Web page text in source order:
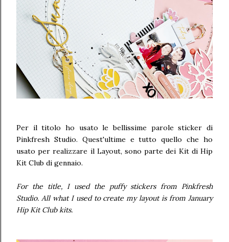
Per il titolo ho usato le bellissime parole sticker di
Pinkfresh Studio. Quest'ultime e tutto quello che ho
usato per realizzare il Layout, sono parte dei Kit di Hip
Kit Club di gennaio.
For the title, I used the puffy stickers from Pinkfresh
Studio. All what I used to create my layout is from January
Hip Kit Club kits.